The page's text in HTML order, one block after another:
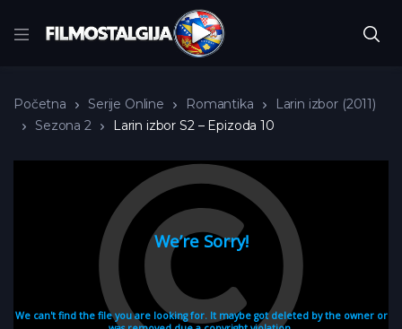
Početna Serije Online Romantika
Larin izbor (2011)
Sezona 2
Larin izbor S2 – Epizoda 10